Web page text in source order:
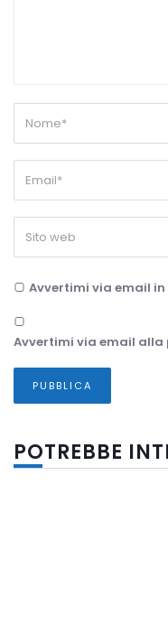
Avvertimi via email
Avvertimi via email alla
POTREBBE